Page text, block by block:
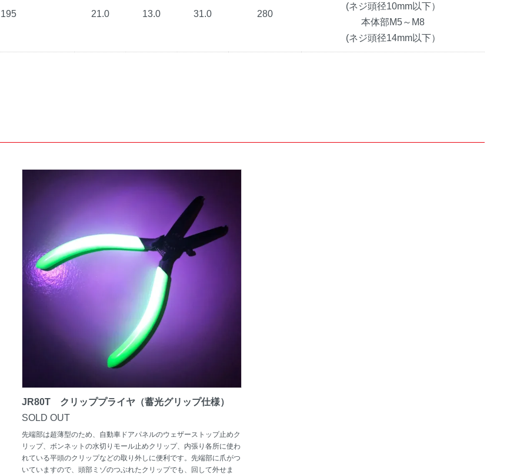
195 21.0 13.0 31.0 280
(ネジ頭径10mm以下）
本体部M5～M8
(ネジ頭径14mm以下）
JR80T クリッププライヤ（蓄光グリップ仕様）
SOLD OUT
先端部は超薄型のため、自動車ドアパネルのウェザーストップ止めク
リップ、ボンネットの水切りモール止めクリップ、内張り各所に使わ
れている平頭のクリップなどの取り外しに便利です。先端部に爪がつ
いていますので、頭部ミゾのつぶれたクリップでも、回して外せま